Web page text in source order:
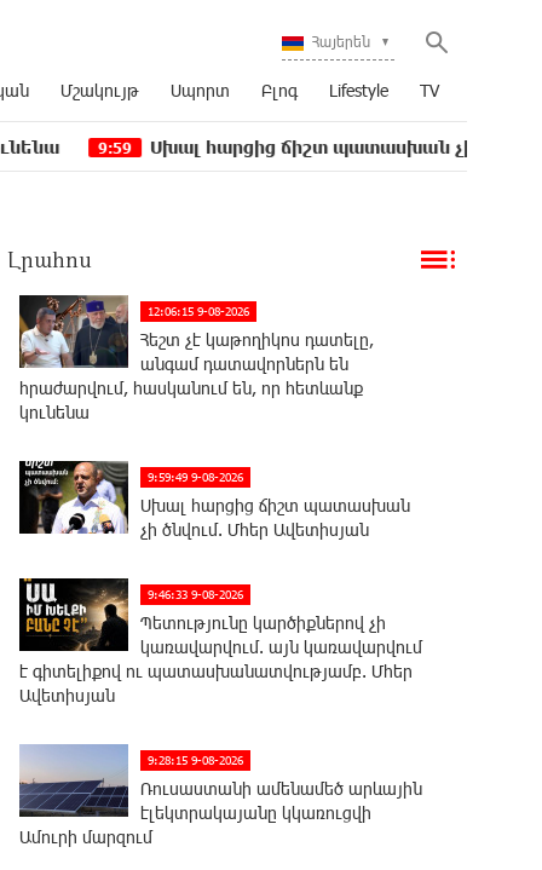
Հայերեն
Մշակույթ Սպորտ Բլոգ Lifestyle TV
Սխալ հարցից ճիշտ պատասխան չի ծնվում. Մհեր
Լրահոս
12:06:15 9-08-2026
Հեշտ չէ կաթողիկոս դատելը,
անգամ դատավորներն են
հրաժարվում, հասկանում են, որ հետևանք
կունենա
9:59:49 9-08-2026
Սխալ հարցից ճիշտ պատասխան
չի ծնվում. Մհեր Ավետիսյան
9:46:33 9-08-2026
Պետությունը կարծիքներով չի
կառավարվում. այն կառավարվում
է գիտելիքով ու պատասխանատվությամբ. Մհեր
Ավետիսյան
9:28:15 9-08-2026
Ռուսաստանի ամենամեծ արևային
էլեկտրակայանը կկառուցվի
Ամուրի մարզում